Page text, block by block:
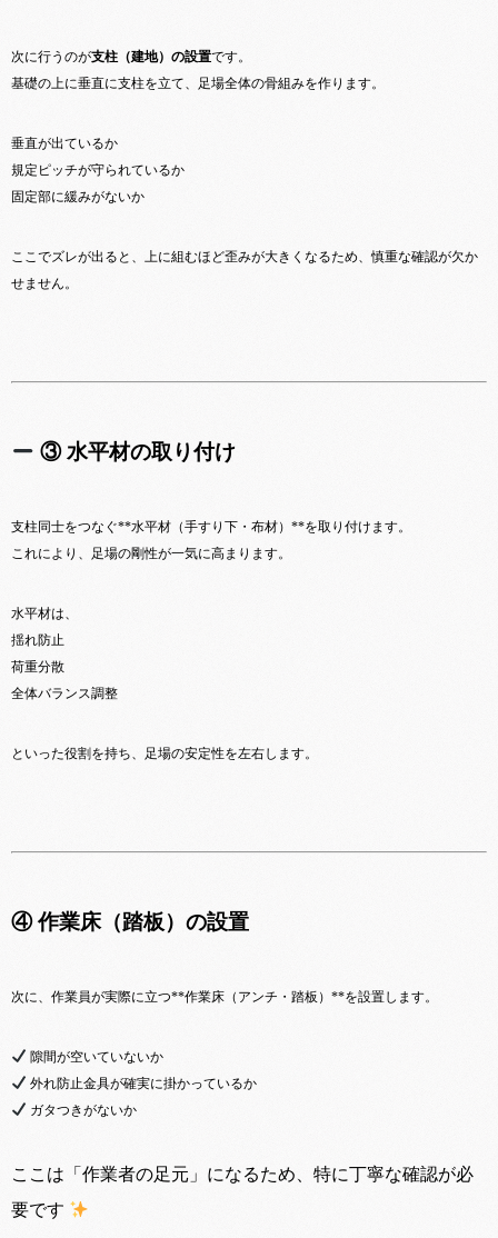
次に行うのが支柱（建地）の設置です。
基礎の上に垂直に支柱を立て、足場全体の骨組みを作ります。
垂直が出ているか
規定ピッチが守られているか
固定部に緩みがないか
ここでズレが出ると、上に組むほど歪みが大きくなるため、慎重な確認が欠か
せません。
③ 水平材の取り付け
支柱同士をつなぐ**水平材（手すり下・布材）**を取り付けます。
これにより、足場の剛性が一気に高まります。
水平材は、
揺れ防止
荷重分散
全体バランス調整
といった役割を持ち、足場の安定性を左右します。
④ 作業床（踏板）の設置
次に、作業員が実際に立つ**作業床（アンチ・踏板）**を設置します。
隙間が空いていないか
外れ防止金具が確実に掛かっているか
ガタつきがないか
ここは「作業者の足元」になるため、特に丁寧な確認が必
要です ‍